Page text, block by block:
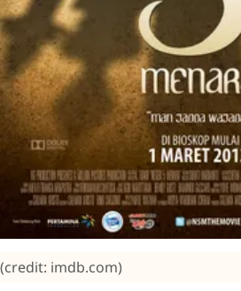
(credit: imdb.com)